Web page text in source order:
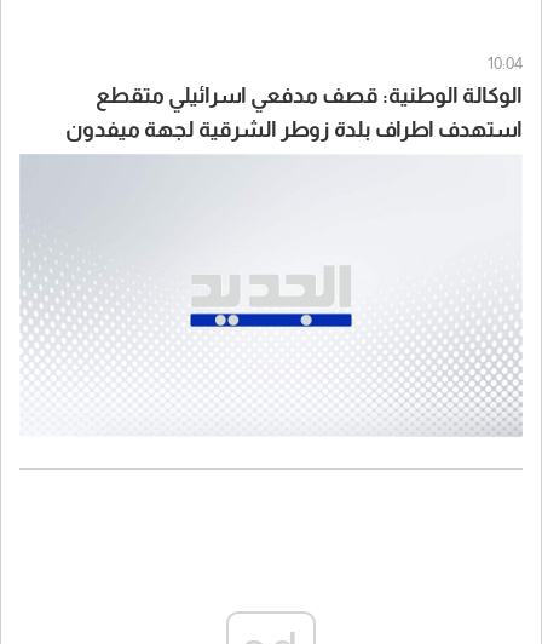
10:04
الوكالة الوطنية: قصف مدفعي اسرائيلي متقطع
استهدف اطراف بلدة زوطر الشرقية لجهة ميفدون